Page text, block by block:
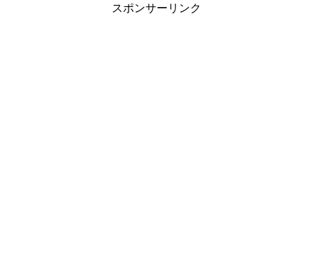
スポンサーリンク